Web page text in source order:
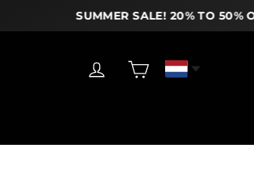
SUMMER SALE! 20% TO 50% OFF
InloggenWinkelwagen